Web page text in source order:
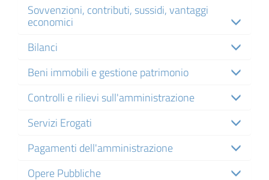
Sovvenzioni, contributi, sussidi, vantaggi
economici
Bilanci
Beni immobili e gestione patrimonio
Controlli e rilievi sull'amministrazione
Servizi Erogati
Pagamenti dell'amministrazione
Opere Pubbliche